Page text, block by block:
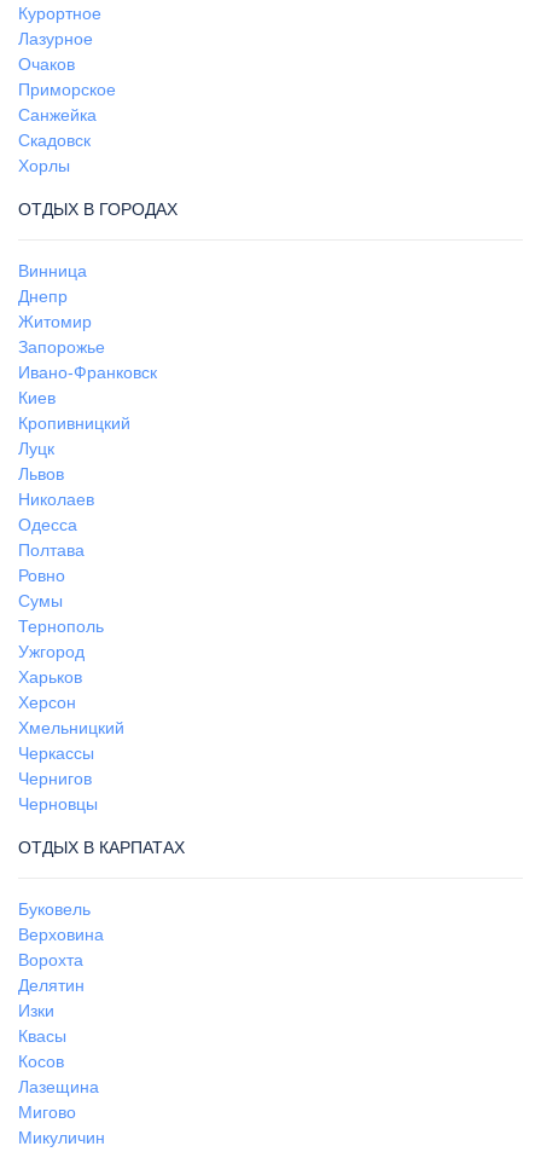
Курортное
Лазурное
Очаков
Приморское
Санжейка
Скадовск
Хорлы
ОТДЫХ В ГОРОДАХ
Винница
Днепр
Житомир
Запорожье
Ивано-Франковск
Киев
Кропивницкий
Луцк
Львов
Николаев
Одесса
Полтава
Ровно
Сумы
Тернополь
Ужгород
Харьков
Херсон
Хмельницкий
Черкассы
Чернигов
Черновцы
ОТДЫХ В КАРПАТАХ
Буковель
Верховина
Ворохта
Делятин
Изки
Квасы
Косов
Лазещина
Мигово
Микуличин